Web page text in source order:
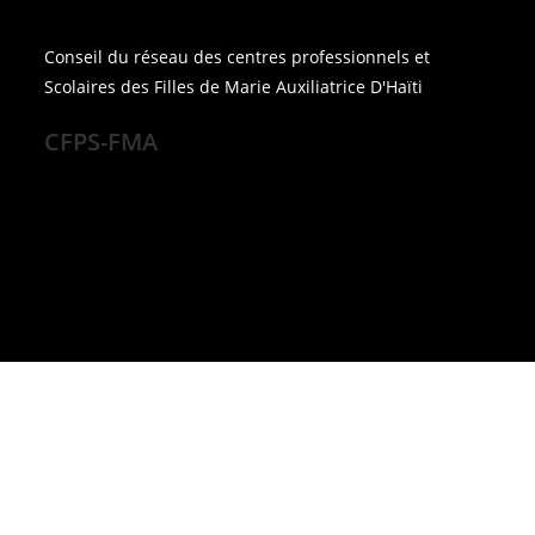
Conseil du réseau des centres professionnels et
Scolaires des Filles de Marie Auxiliatrice D'Haïti
CFPS-FMA